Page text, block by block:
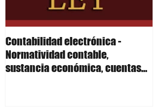
Contabilidad electrónica -
Normatividad contable,
sustancia económica, cuentas